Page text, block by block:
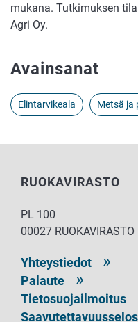
mukana. Tutkimuksen
Agri Oy.
Avainsanat
Elintarvikeala Metsä ja
RUOKAVIRASTO
PL 100
00027 RUOKAVIRASTO
Yhteystiedot
Palaute
Tietosuojailmoitus